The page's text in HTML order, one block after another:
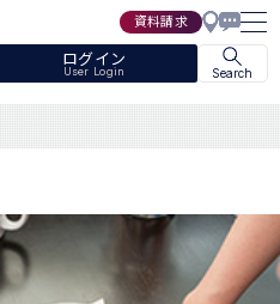
資料請求
ログイン
User Login Search